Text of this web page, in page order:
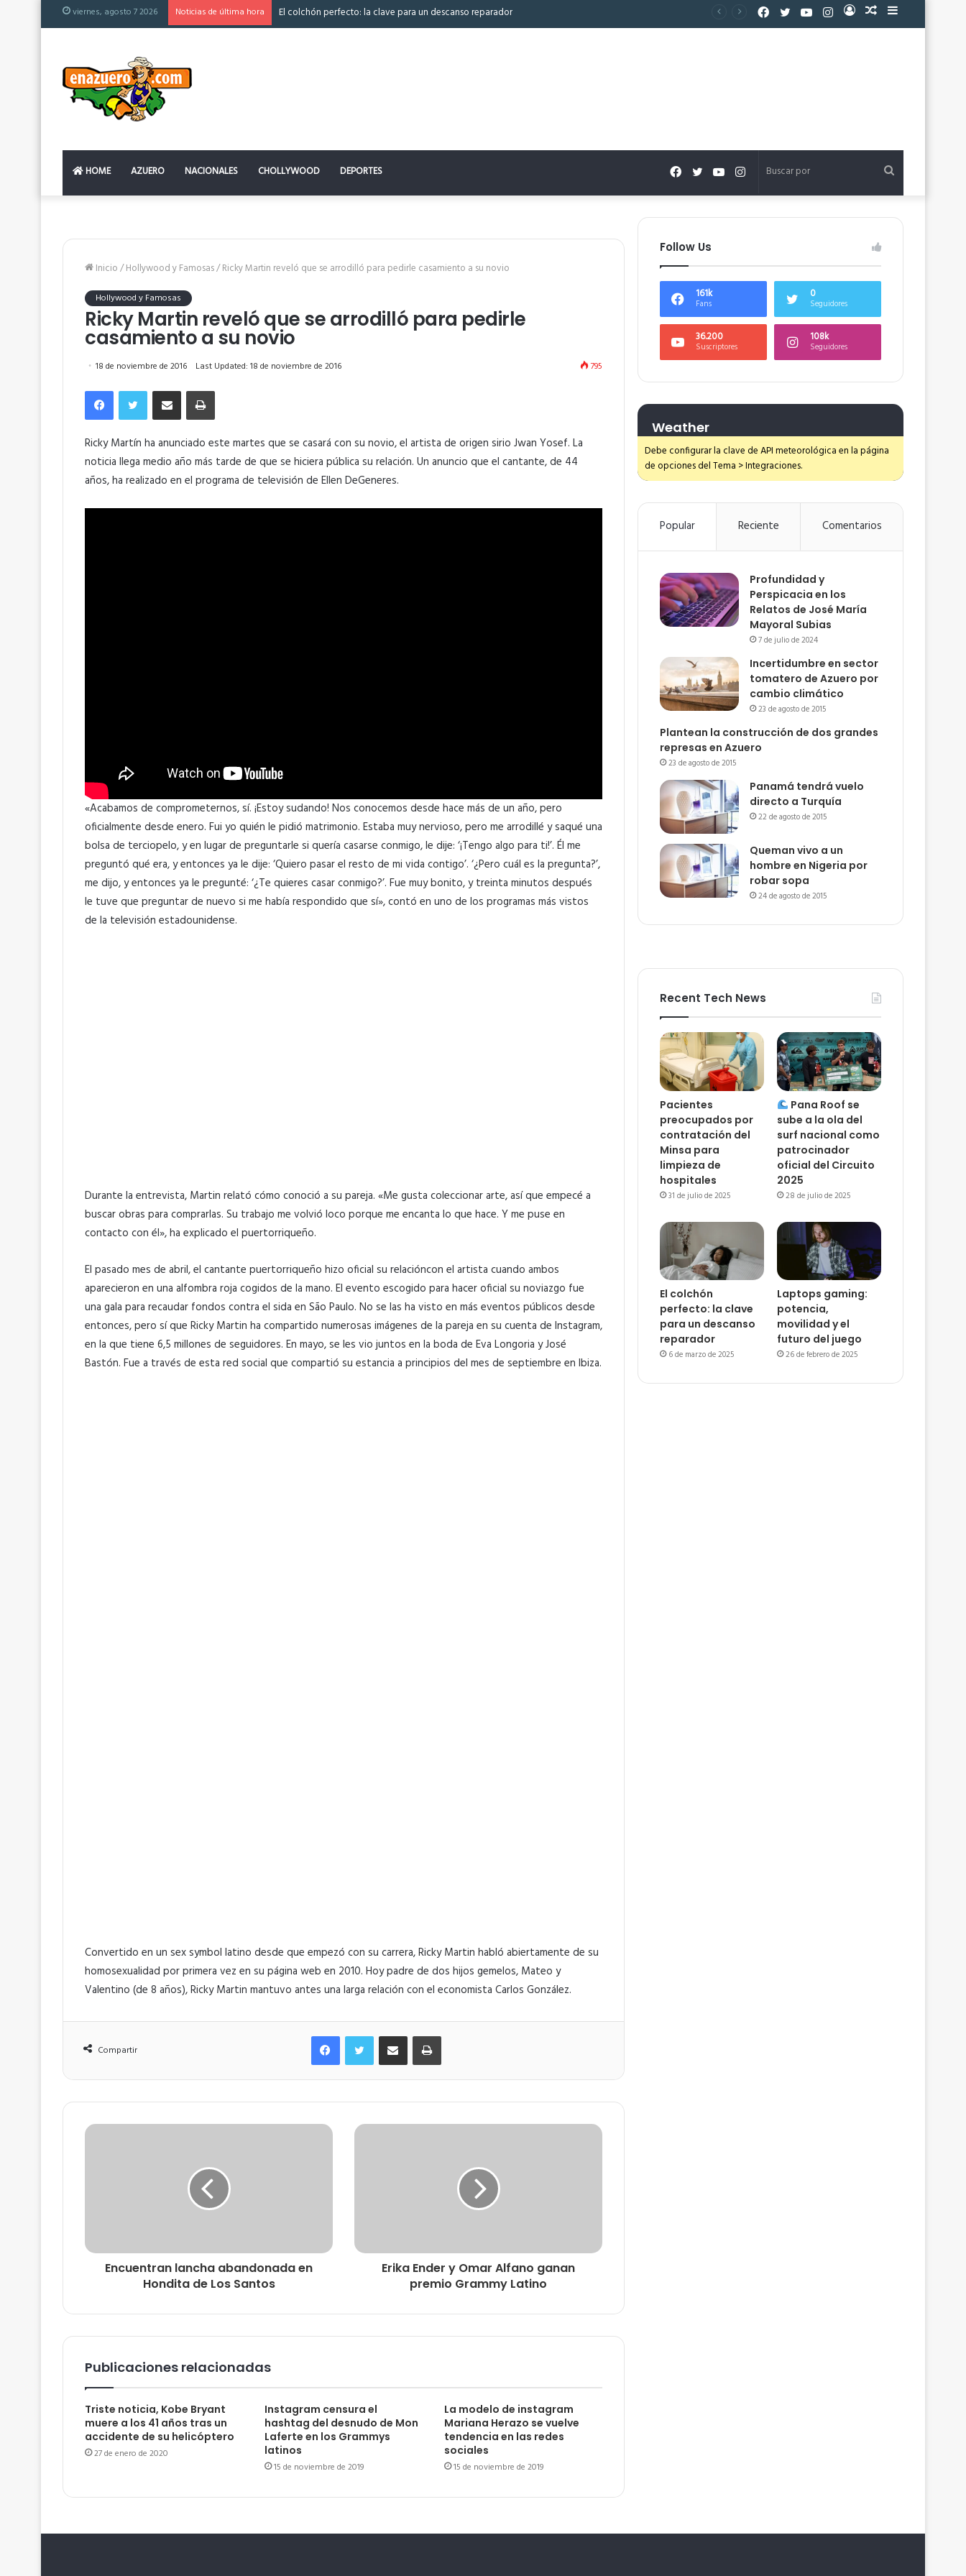
viernes, agosto 7 2026 Noticias de última hora El colchón perfecto: la clave para un descanso reparador
Barra
Publicación
Acceso
Instagram
YouTube
Twitter
Facebook
HOME AZUERO NACIONALES CHOLLYWOOD DEPORTES Buscar
por
Instagram
YouTube
Twitter
Facebook
Inicio/Hollywood y Famosas/Ricky Martin reveló que se arrodilló para pedirle casamiento a su novio
Hollywood y Famosas
Ricky Martin reveló que se arrodilló para pedirle
casamiento a su novio
18 de noviembre de 2016 Last Updated: 18 de noviembre de 2016 795
FacebookTwitter Compartir por correo electrónicoImprimir
Ricky Martín ha anunciado este martes que se casará con su novio, el artista de origen sirio Jwan Yosef. La
noticia llega medio año más tarde de que se hiciera pública su relación. Un anuncio que el cantante, de 44
años, ha realizado en el programa de televisión de Ellen DeGeneres.
«Acabamos de comprometernos, sí. ¡Estoy sudando! Nos conocemos desde hace más de un año, pero
oficialmente desde enero. Fui yo quién le pidió matrimonio. Estaba muy nervioso, pero me arrodillé y saqué una
bolsa de terciopelo, y en lugar de preguntarle si quería casarse conmigo, le dije: ‘¡Tengo algo para ti!’. Él me
preguntó qué era, y entonces ya le dije: ‘Quiero pasar el resto de mi vida contigo’. ‘¿Pero cuál es la pregunta?’,
me dijo, y entonces ya le pregunté: ‘¿Te quieres casar conmigo?’. Fue muy bonito, y treinta minutos después
le tuve que preguntar de nuevo si me había respondido que sí», contó en uno de los programas más vistos
de la televisión estadounidense.
Durante la entrevista, Martin relató cómo conoció a su pareja. «Me gusta coleccionar arte, así que empecé a
buscar obras para comprarlas. Su trabajo me volvió loco porque me encanta lo que hace. Y me puse en
contacto con él», ha explicado el puertorriqueño.
El pasado mes de abril, el cantante puertorriqueño hizo oficial su relacióncon el artista cuando ambos
aparecieron en una alfombra roja cogidos de la mano. El evento escogido para hacer oficial su noviazgo fue
una gala para recaudar fondos contra el sida en São Paulo. No se las ha visto en más eventos públicos desde
entonces, pero sí que Ricky Martin ha compartido numerosas imágenes de la pareja en su cuenta de Instagram,
en la que tiene 6,5 millones de seguidores. En mayo, se les vio juntos en la boda de Eva Longoria y José
Bastón. Fue a través de esta red social que compartió su estancia a principios del mes de septiembre en Ibiza.
Convertido en un sex symbol latino desde que empezó con su carrera, Ricky Martin habló abiertamente de su
homosexualidad por primera vez en su página web en 2010. Hoy padre de dos hijos gemelos, Mateo y
Valentino (de 8 años), Ricky Martin mantuvo antes una larga relación con el economista Carlos González.
Compartir
FacebookTwitter Compartir por correo electrónicoImprimir
Encuentran lancha abandonada en
Hondita de Los Santos
Erika Ender y Omar Alfano ganan
premio Grammy Latino
Publicaciones relacionadas
Triste noticia, Kobe Bryant
muere a los 41 años tras un
accidente de su helicóptero
27 de enero de 2020
Instagram censura el
hashtag del desnudo de Mon
Laferte en los Grammys
latinos
15 de noviembre de 2019
La modelo de instagram
Mariana Herazo se vuelve
tendencia en las redes
sociales
15 de noviembre de 2019
Follow Us
161k
Fans
0
Seguidores
36.200
Suscriptores
108k
Seguidores
Weather
Debe configurar la clave de API meteorológica en la página
de opciones del Tema > Integraciones.
Popular Reciente Comentarios
Profundidad y
Perspicacia en los
Relatos de José María
Mayoral Subias
7 de julio de 2024
Incertidumbre en sector
tomatero de Azuero por
cambio climático
23 de agosto de 2015
Plantean la construcción de dos grandes
represas en Azuero
23 de agosto de 2015
Panamá tendrá vuelo
directo a Turquía
22 de agosto de 2015
Queman vivo a un
hombre en Nigeria por
robar sopa
24 de agosto de 2015
Recent Tech News
Pacientes
preocupados por
contratación del
Minsa para
limpieza de
hospitales
31 de julio de 2025
Pana Roof se
sube a la ola del
surf nacional como
patrocinador
oficial del Circuito
2025
28 de julio de 2025
El colchón
perfecto: la clave
para un descanso
reparador
6 de marzo de 2025
Laptops gaming:
potencia,
movilidad y el
futuro del juego
26 de febrero de 2025